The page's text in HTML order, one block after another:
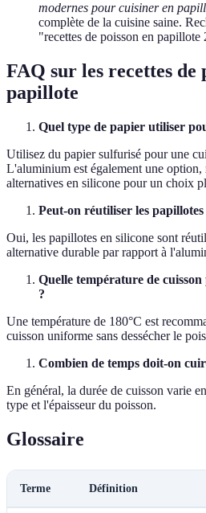
modernes pour cuisiner en
complète de la cuisine saine.
"recettes de poisson en papillote
FAQ sur les recettes de
papillote
Quel type de papier utiliser
Utilisez du papier sulfurisé pour une
L'aluminium est également une
alternatives en silicone pour un choix
Peut-on réutiliser les papillotes
Oui, les papillotes en silicone sont
alternative durable par rapport à
Quelle température de
?
Une température de 180°C est
cuisson uniforme sans dessécher le
Combien de temps doit-on
En général, la durée de cuisson varie
type et l'épaisseur du poisson.
Glossaire
Terme Définition